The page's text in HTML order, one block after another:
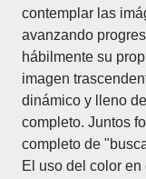
contemplar las
avanzando
hábilmente su
imagen
dinámico y lleno
completo. Juntos
completo de
El uso del color